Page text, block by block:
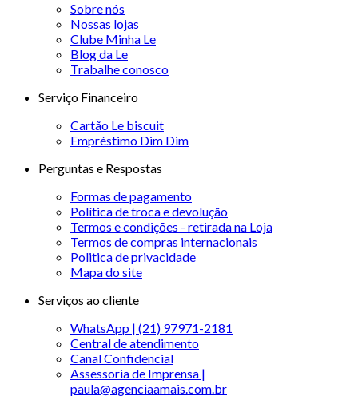
Sobre nós
Nossas lojas
Clube Minha Le
Blog da Le
Trabalhe conosco
Serviço Financeiro
Cartão Le biscuit
Empréstimo Dim Dim
Perguntas e Respostas
Formas de pagamento
Política de troca e devolução
Termos e condições - retirada na Loja
Termos de compras internacionais
Politica de privacidade
Mapa do site
Serviços ao cliente
WhatsApp | (21) 97971-2181
Central de atendimento
Canal Confidencial
Assessoria de Imprensa |
paula@agenciaamais.com.br